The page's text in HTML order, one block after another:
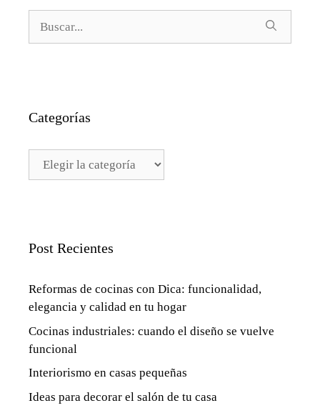
Categorías
Categorías
Post Recientes
Reformas de cocinas con Dica: funcionalidad,
elegancia y calidad en tu hogar
Cocinas industriales: cuando el diseño se vuelve
funcional
Interiorismo en casas pequeñas
Ideas para decorar el salón de tu casa